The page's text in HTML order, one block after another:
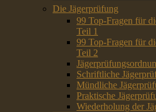
Die Jägerprüfung
99 Top-Fragen für
Teil 1
99 Top-Fragen für
Teil 2
Schriftliche
Mündliche
Praktische
Wiederholung der